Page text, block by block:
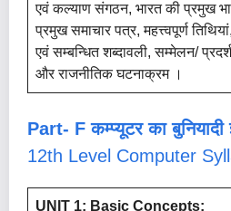
एवं कल्याण संगठन, भारत की प्रमुख
प्रमुख समाचार पत्र, महत्त्वपूर्ण
एवं सम्बन्धित शब्दावली, सम्मेलन/
और राजनीतिक घटनाक्रम ।
Part- F कम्प्यूटर का बुनियादी
12th Level Computer
UNIT 1: Basic Concepts: